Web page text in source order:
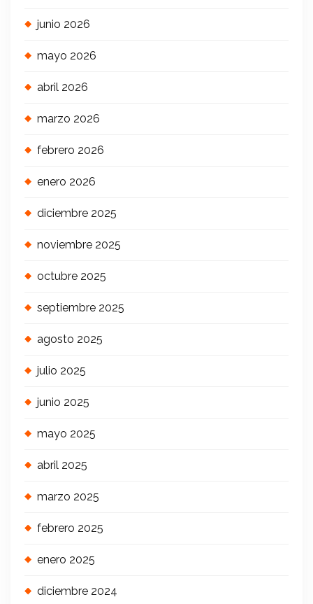
junio 2026
mayo 2026
abril 2026
marzo 2026
febrero 2026
enero 2026
diciembre 2025
noviembre 2025
octubre 2025
septiembre 2025
agosto 2025
julio 2025
junio 2025
mayo 2025
abril 2025
marzo 2025
febrero 2025
enero 2025
diciembre 2024